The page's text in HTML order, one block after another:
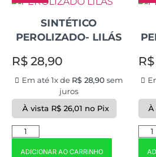
SINTÉTICO
PEROLIZADO- LILÁS
R$ 28,90
Em até 1x de R$28,90 sem
juros
À vista R$26,01 no Pix
ADICIONAR AO CARRINHO
R$
À